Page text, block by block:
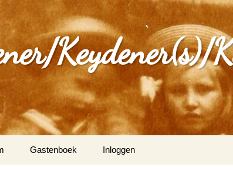
Keydener(s)/
Gastenboek
Inloggen